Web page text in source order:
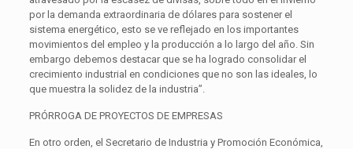
por la demanda extraordinaria de dólares para sostener el
sistema energético, esto se ve reflejado en los importantes
movimientos del empleo y la producción a lo largo del año. Sin
embargo debemos destacar que se ha logrado consolidar el
crecimiento industrial en condiciones que no son las ideales, lo
que muestra la solidez de la industria”.
PRÓRROGA DE PROYECTOS DE EMPRESAS
En otro orden, el Secretario de Industria y Promoción Económica,